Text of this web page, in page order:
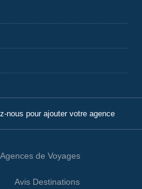
nous pour ajouter votre agence
de Voyages
Avis Destinations